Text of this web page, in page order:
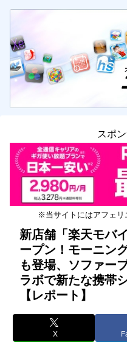
スポ
※当サイトにはアフェリ
新店舗「楽天モバ
ープン！モーニン
も登場、ソファー
ラボで新たな携帯
【レポート】
X